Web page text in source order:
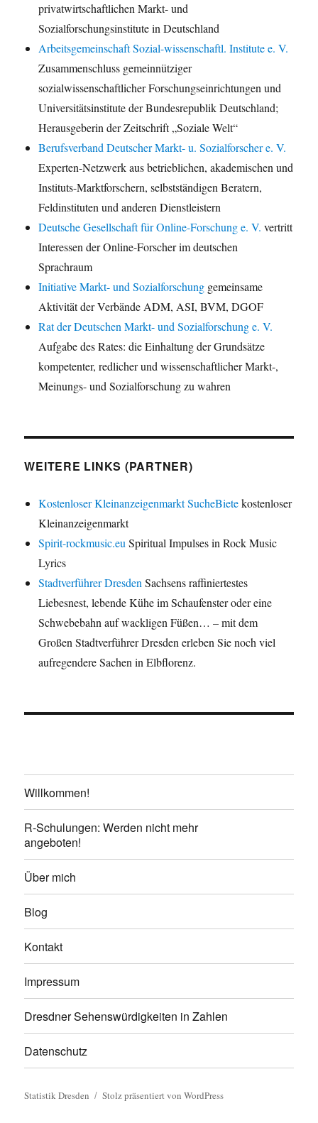
privatwirtschaftlichen Markt- und
Sozialforschungsinstitute in Deutschland
Arbeitsgemeinschaft Sozial-wissenschaftl. Institute e. V.
Zusammenschluss gemeinnütziger
sozialwissenschaftlicher Forschungseinrichtungen und
Universitätsinstitute der Bundesrepublik Deutschland;
Herausgeberin der Zeitschrift „Soziale Welt“
Berufsverband Deutscher Markt- u. Sozialforscher e. V.
Experten-Netzwerk aus betrieblichen, akademischen und
Instituts-Marktforschern, selbstständigen Beratern,
Feldinstituten und anderen Dienstleistern
Deutsche Gesellschaft für Online-Forschung e. V. vertritt
Interessen der Online-Forscher im deutschen
Sprachraum
Initiative Markt- und Sozialforschung gemeinsame
Aktivität der Verbände ADM, ASI, BVM, DGOF
Rat der Deutschen Markt- und Sozialforschung e. V.
Aufgabe des Rates: die Einhaltung der Grundsätze
kompetenter, redlicher und wissenschaftlicher Markt-,
Meinungs- und Sozialforschung zu wahren
WEITERE LINKS (PARTNER)
Kostenloser Kleinanzeigenmarkt SucheBietekostenloser
Kleinanzeigenmarkt
Spirit-rockmusic.eu Spiritual Impulses in Rock Music
Lyrics
Stadtverführer Dresden Sachsens raffiniertestes
Liebesnest, lebende Kühe im Schaufenster oder eine
Schwebebahn auf wackligen Füßen… – mit dem
Großen Stadtverführer Dresden erleben Sie noch viel
aufregendere Sachen in Elbflorenz.
Willkommen!
R-Schulungen: Werden nicht mehr
angeboten!
Über mich
Blog
Kontakt
Impressum
Dresdner Sehenswürdigkeiten in Zahlen
Datenschutz
Statistik Dresden Stolz präsentiert von WordPress